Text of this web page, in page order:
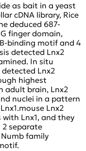
as bait in a yeast
cDNA library, Rice
deduced 687-
finger domain,
binding motif and 4
detected Lnx2
In situ
Lnx2
highest
adult brain, Lnx2
nuclei in a pattern
Lnx2
Lnx1, and they
separate
family